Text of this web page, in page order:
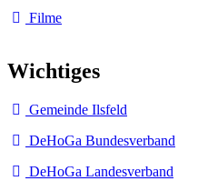
Filme
Wichtiges
Gemeinde Ilsfeld
DeHoGa Bundesverband
DeHoGa Landesverband